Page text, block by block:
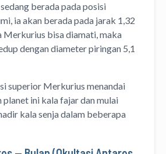
berada pada posisi
ia akan berada pada jarak 1,32
Merkurius bisa diamati, maka
dengan diameter piringan 5,1
superior Merkurius menandai
ini kala fajar dan mulai
kala senja dalam beberapa